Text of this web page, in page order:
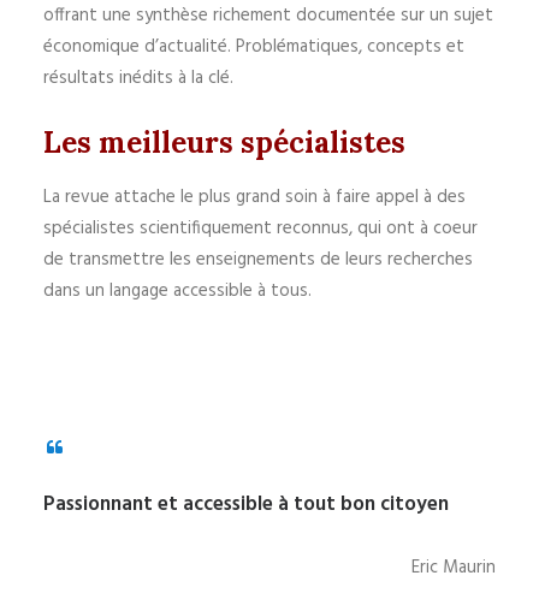
offrant une synthèse richement documentée sur un sujet
économique d’actualité. Problématiques, concepts et
résultats inédits à la clé.
Les meilleurs spécialistes
La revue attache le plus grand soin à faire appel à des
spécialistes scientifiquement reconnus, qui ont à coeur
de transmettre les enseignements de leurs recherches
dans un langage accessible à tous.
Passionnant et accessible à tout bon citoyen
Eric Maurin